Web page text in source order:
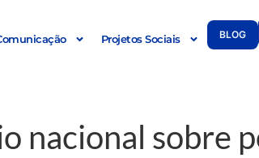
Projetos Sociais BLOG
nacional sobre